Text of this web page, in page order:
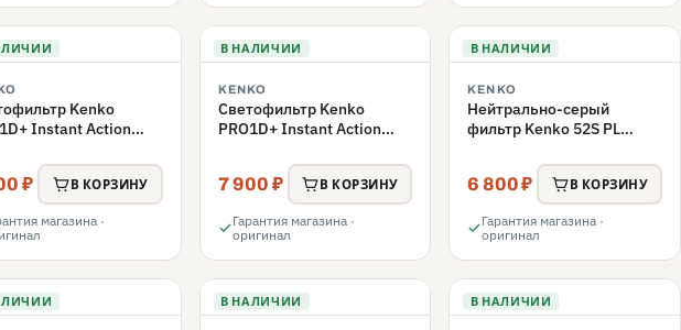
Kenko
Instant Action
плотности
₽ В КОРЗИНУ
магазина ·
В НАЛИЧИИ
KENKO
Светофильтр Kenko
PRO1D+ Instant Action
переменной плотности
52mm
7 900 ₽ В КОРЗИНУ
Гарантия магазина ·
оригинал
В НАЛИЧИИ
KENKO
Нейтрально-серый
фильтр Kenko 52S PL
плотностью ND3-ND400
52mm
6 800 ₽ В КОРЗИНУ
Гарантия магазина ·
оригинал
В НАЛИЧИИ В НАЛИЧИИ